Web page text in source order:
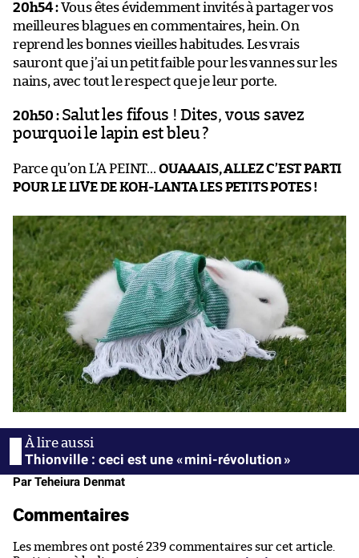
20h54 :Vous êtes évidemment invités à partager vos
meilleures blagues en commentaires, hein. On
reprend les bonnes vieilles habitudes. Les vrais
sauront que j’ai un petit faible pour les vannes sur les
nains, avec tout le respect que je leur porte.
20h50 : Salut les fifous ! Dites, vous savez
pourquoi le lapin est bleu ?
Parce qu’on L’A PEINT… OUAAAIS, ALLEZ C’EST PARTI
POUR LE LIVE DE KOH-LANTA LES PETITS POTES !
Thionville : ceci est une « mini-révolution »
Par Teheiura Denmat
Commentaires
Les membres ont posté 239 commentaires sur cet article.